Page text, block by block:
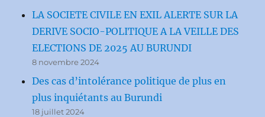
LA SOCIETE CIVILE EN EXIL ALERTE SUR LA
DERIVE SOCIO-POLITIQUE A LA VEILLE DES
ELECTIONS DE 2025 AU BURUNDI
8 novembre 2024
Des cas d’intolérance politique de plus en
plus inquiétants au Burundi
18 juillet 2024